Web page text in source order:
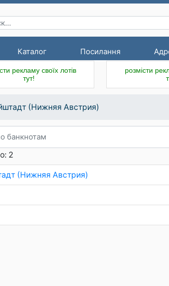
Каталог Посилання
рекламу своїх лотів
тут!
розмісти
(Нижняя Австрия)
2
(Нижняя Австрия)